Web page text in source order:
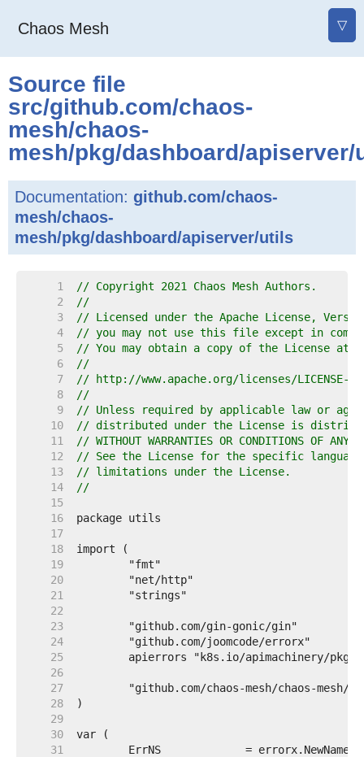
Chaos Mesh ▽
Source file
src/github.com/chaos-
mesh/chaos-
mesh/pkg/dashboard/apiserver/
Documentation: github.com/chaos-
mesh/chaos-
mesh/pkg/dashboard/apiserver/utils
     1
// Copyright 2021 Chaos Mesh Authors.
     2
//
     3
// Licensed under the Apache License,
     4
// you may not use this file except in
     5
// You may obtain a copy of the License at
     6
//
     7
// http://www.apache.org/licenses/LICENSE-
     8
//
     9
// Unless required by applicable law or
    10
// distributed under the License is
    11
// WITHOUT WARRANTIES OR CONDITIONS OF
    12
// See the License for the specific language
    13
// limitations under the License.
    14
//
    15
    16
    17
    18
    19
    20
    21
    22
    23
    24
    25
    26
    27
    28
    29
    30
    31